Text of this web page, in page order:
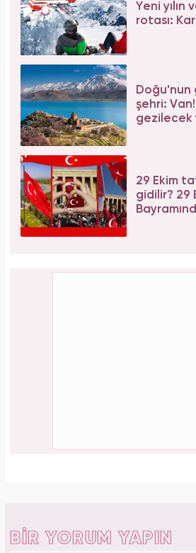
Yeni yılın
rotası:
Doğu'nun
şehri:
gezilecek
29 Ekim
gidilir? 29
BİR YORUM YAPIN